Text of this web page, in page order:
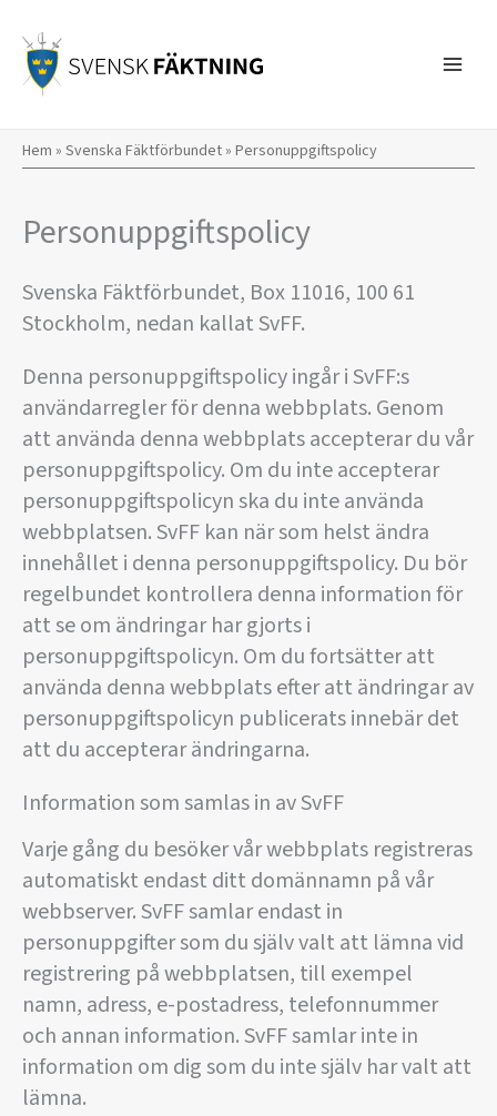
innehåll
Hem » Svenska Fäktförbundet» Personuppgiftspolicy
Personuppgiftspolicy
Svenska Fäktförbundet, Box 11016, 100 61
Stockholm, nedan kallat SvFF.
Denna personuppgiftspolicy ingår i SvFF:s
användarregler för denna webbplats. Genom
att använda denna webbplats accepterar du vår
personuppgiftspolicy. Om du inte accepterar
personuppgiftspolicyn ska du inte använda
webbplatsen. SvFF kan när som helst ändra
innehållet i denna personuppgiftspolicy. Du bör
regelbundet kontrollera denna information för
att se om ändringar har gjorts i
personuppgiftspolicyn. Om du fortsätter att
använda denna webbplats efter att ändringar av
personuppgiftspolicyn publicerats innebär det
att du accepterar ändringarna.
Information som samlas in av SvFF
Varje gång du besöker vår webbplats registreras
automatiskt endast ditt domännamn på vår
webbserver. SvFF samlar endast in
personuppgifter som du själv valt att lämna vid
registrering på webbplatsen, till exempel
namn, adress, e-postadress, telefonnummer
och annan information. SvFF samlar inte in
information om dig som du inte själv har valt att
lämna.